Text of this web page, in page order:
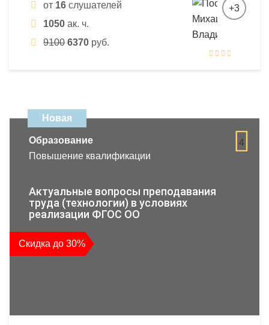
от 16 слушателей
1050 ак. ч.
9100 6370 руб.
+3
Новая
4
Образование
Повышение квалификации
Актуальные вопросы преподавания
труда (технологии) в условиях
реализации ФГОС ОО
Скидка до 30%